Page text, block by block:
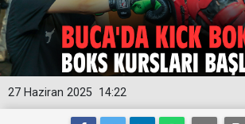
14:22
27 Haziran 2025